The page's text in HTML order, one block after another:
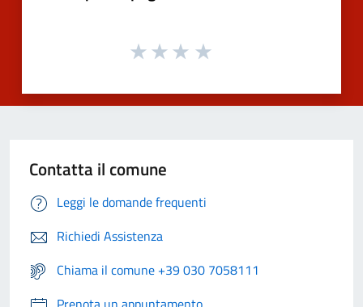
Contatta il comune
Leggi le domande frequenti
Richiedi Assistenza
Chiama il comune +39 030 7058111